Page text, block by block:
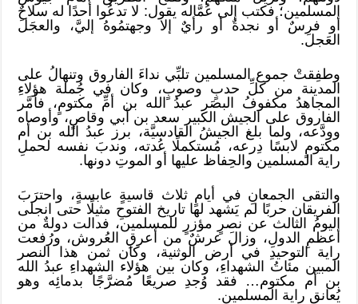
المسلمين؛ فكتب إلى عُمَّاله يقول: لا تدعُوا أحدًا له سلاحٌ
أو فرسٌ أو نجدةٌ أو رأيٌ إلا وجهتمُوهُ إليَّ، والعجَلَ
العَجلَ.
وطفِقتْ جموع المسلمين تلبِّي نداءَ الفاروق وتنهالُ على
المدينة من كلِّ حدبٍ وصوبٍ، وكان في جُملة هؤلاءِ
المجاهدُ مكفوفُ البصَر عبدُ الله بن أمِّ مكتومٍ، فأمَّر
الفاروق على الجيش الكبير سعد بن أبي وقاصٍ، وأوصاه
وودَّعه، ولما بلغ الجيشُ القادسيَّة، برز عبدُ الله بن أم
مكتومٍ لابسًا دِرعه، مُستكملًا عُدته، وندبَ نفسه لحملِ
راية المسلمين والحِفاظ عليها أو الموتِ دونها.
والتقى الجمعانِ في أيامٍ ثلاث قاسيةٍ عابسةٍ، واحترَبَ
الفريقان حربًا لم يَشهد لها تاريخ الفتوحِ مثيلًا حتى انجلى
اليومُ الثالث عن نصرٍ مؤزرٍ للمسلمين، فدالت دولةٌ من
أعظمِ الدولِ، وزالَ عرشٌ من أعرقِ العُروش، ورُفعت
راية التوحيدِ في أرض الوثنية، وكان ثمن هذا النصر
المبين مئاتُ الشهداءِ، وكان بين هؤلاء الشهداءِ عبدُ الله
بن أم مكتوم… فقد وُجدِ صريعًا مُضرَّجًا بدمائِه وهو
يُعانق راية المسلمين.